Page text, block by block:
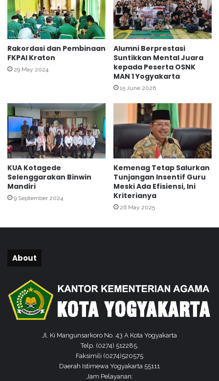
nD
i
p
o
n
e
g
Y
o
g
y
a
k
a
r
t
a
Rakordasi dan Pembinaan
FKPAI Kraton
29 May 2024
Alumni Berprestasi
Suntikkan Mental Juara
kepada Peserta OSNK
MAN 1 Yogyakarta
15 June 2026
KUA Kotagede
Selenggarakan Binwin
Mandiri
9 September 2024
Kemenag Tetap Salurkan
Tunjangan Insentif Guru
Meski Ada Efisiensi, Ini
Kriterianya
26 May 2025
About
Jl. Ki Mangunsarkoro No. 43 A Kota Yogyakarta
Telp. (0274) 512285,
Faksimili (0274)520575
Daerah Istimewa Yogyakarta 55111
Jam Pelayanan: